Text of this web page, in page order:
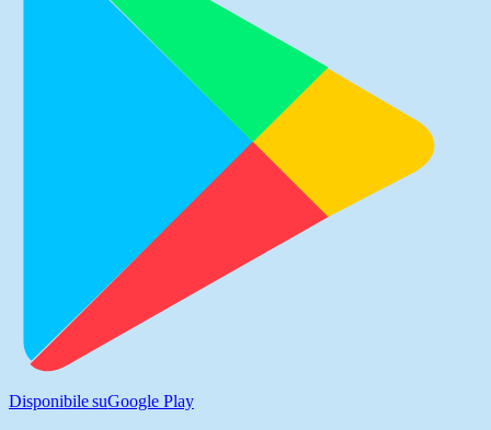
Disponibile suGoogle Play